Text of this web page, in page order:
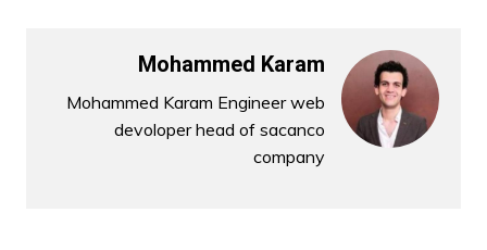
Mohammed Karam
Mohammed Karam Engineer web
devoloper head of sacanco
company